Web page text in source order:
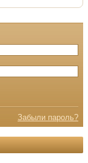
Забыли пароль?